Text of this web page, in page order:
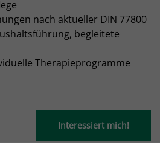
nach aktueller DIN 77800
begleitete
Therapieprogramme
Interessiert mich!